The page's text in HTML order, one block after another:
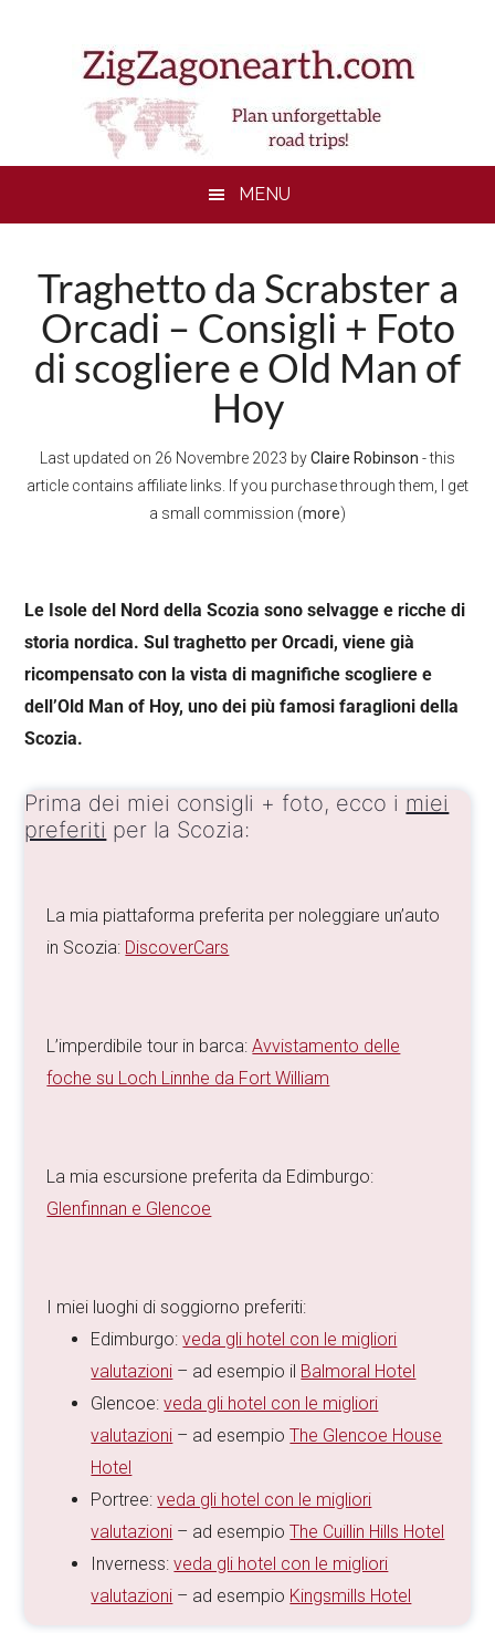
MENU
Traghetto da Scrabster a
Orcadi – Consigli + Foto
di scogliere e Old Man of
Hoy
Last updated on 26 Novembre 2023 byClaire Robinson - this
article contains affiliate links. If you purchase through them, I get
a small commission (more)
Le Isole del Nord della Scozia sono selvagge e ricche di
storia nordica. Sul traghetto per Orcadi, viene già
ricompensato con la vista di magnifiche scogliere e
dell’Old Man of Hoy, uno dei più famosi faraglioni della
Scozia.
Prima dei miei consigli + foto, ecco i miei
preferiti per la Scozia:
La mia piattaforma preferita per noleggiare un’auto
in Scozia: DiscoverCars
L’imperdibile tour in barca:Avvistamento delle
foche su Loch Linnhe da Fort William
La mia escursione preferita da Edimburgo:
Glenfinnan e Glencoe
I miei luoghi di soggiorno preferiti:
Edimburgo:veda gli hotel con le migliori
valutazioni – ad esempio il Balmoral Hotel
Glencoe:veda gli hotel con le migliori
valutazioni – ad esempioThe Glencoe House
Hotel
Portree:veda gli hotel con le migliori
valutazioni – ad esempioThe Cuillin Hills Hotel
Inverness:veda gli hotel con le migliori
valutazioni – ad esempio Kingsmills Hotel